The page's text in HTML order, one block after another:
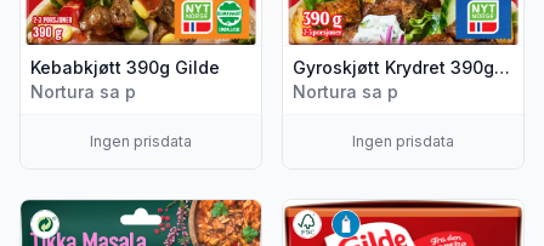
Kebabkjøtt 390g Gilde
Nortura sa p
Ingen prisdata
Gyroskjøtt Krydret 390g Gilde
Nortura sa p
Ingen prisdata
Vis flere detaljer for produktet "Turmat Tikka Masala 135g
Vis flere detaljer for